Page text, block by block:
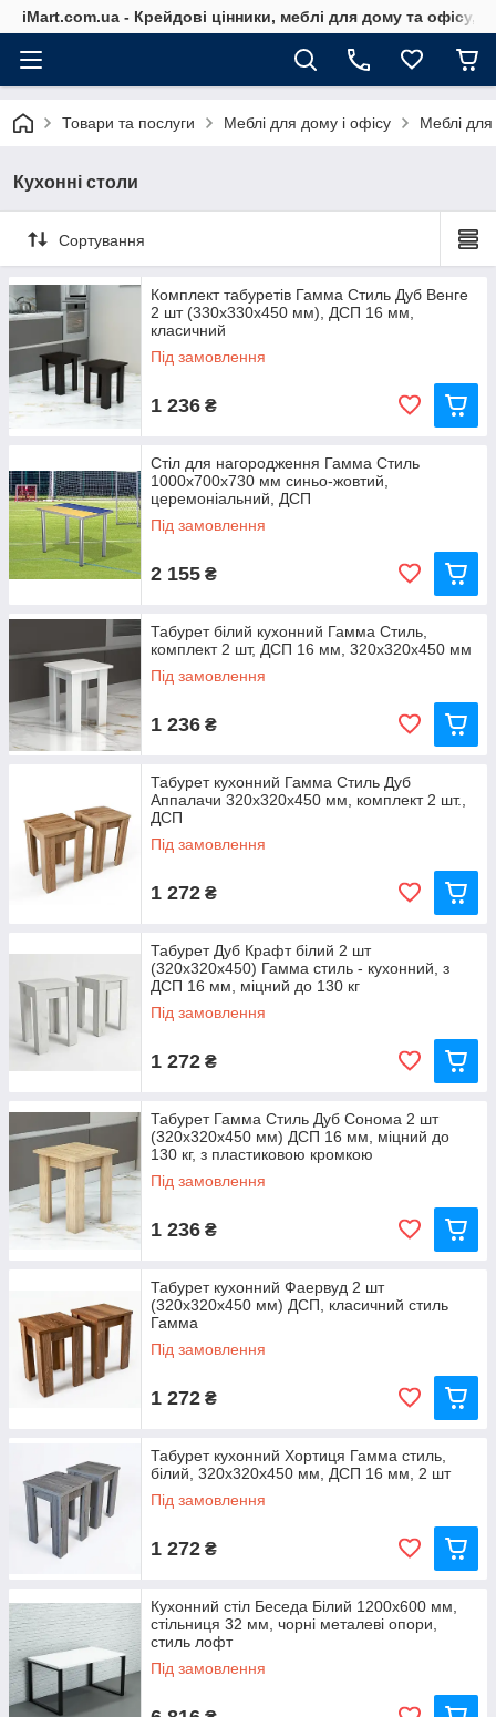
iMart.com.ua - Крейдові цінники, меблі для дому та офісу,
Товари та послуги Меблі для дому і офісу Меблі
Кухонні столи
Сортування
Комплект табуретів Гамма Стиль Дуб Венге
2 шт (330x330x450 мм), ДСП 16 мм,
класичний
Під замовлення
1 236 ₴
Стіл для нагородження Гамма Стиль
1000x700x730 мм синьо-жовтий,
церемоніальний, ДСП
Під замовлення
2 155 ₴
Табурет білий кухонний Гамма Стиль,
комплект 2 шт, ДСП 16 мм, 320x320x450 мм
Під замовлення
1 236 ₴
Табурет кухонний Гамма Стиль Дуб
Аппалачи 320x320x450 мм, комплект 2 шт.,
ДСП
Під замовлення
1 272 ₴
Табурет Дуб Крафт білий 2 шт
(320x320x450) Гамма стиль - кухонний, з
ДСП 16 мм, міцний до 130 кг
Під замовлення
1 272 ₴
Табурет Гамма Стиль Дуб Сонома 2 шт
(320x320x450 мм) ДСП 16 мм, міцний до
130 кг, з пластиковою кромкою
Під замовлення
1 236 ₴
Табурет кухонний Фаервуд 2 шт
(320x320x450 мм) ДСП, класичний стиль
Гамма
Під замовлення
1 272 ₴
Табурет кухонний Хортиця Гамма стиль,
білий, 320x320x450 мм, ДСП 16 мм, 2 шт
Під замовлення
1 272 ₴
Кухонний стіл Беседа Білий 1200x600 мм,
стільниця 32 мм, чорні металеві опори,
стиль лофт
Під замовлення